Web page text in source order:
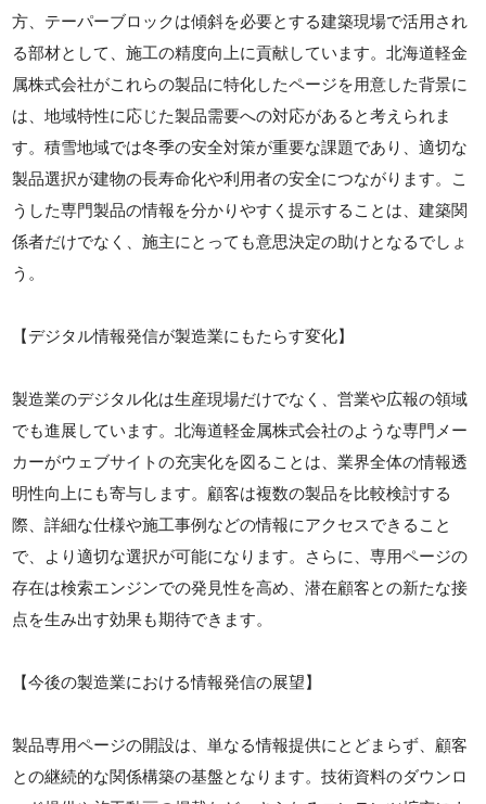
方、テーパーブロックは傾斜を必要とする建築現場で活用され
る部材として、施工の精度向上に貢献しています。北海道軽金
属株式会社がこれらの製品に特化したページを用意した背景に
は、地域特性に応じた製品需要への対応があると考えられま
す。積雪地域では冬季の安全対策が重要な課題であり、適切な
製品選択が建物の長寿命化や利用者の安全につながります。こ
うした専門製品の情報を分かりやすく提示することは、建築関
係者だけでなく、施主にとっても意思決定の助けとなるでしょ
う。
【デジタル情報発信が製造業にもたらす変化】
製造業のデジタル化は生産現場だけでなく、営業や広報の領域
でも進展しています。北海道軽金属株式会社のような専門メー
カーがウェブサイトの充実化を図ることは、業界全体の情報透
明性向上にも寄与します。顧客は複数の製品を比較検討する
際、詳細な仕様や施工事例などの情報にアクセスできること
で、より適切な選択が可能になります。さらに、専用ページの
存在は検索エンジンでの発見性を高め、潜在顧客との新たな接
点を生み出す効果も期待できます。
【今後の製造業における情報発信の展望】
製品専用ページの開設は、単なる情報提供にとどまらず、顧客
との継続的な関係構築の基盤となります。技術資料のダウンロ